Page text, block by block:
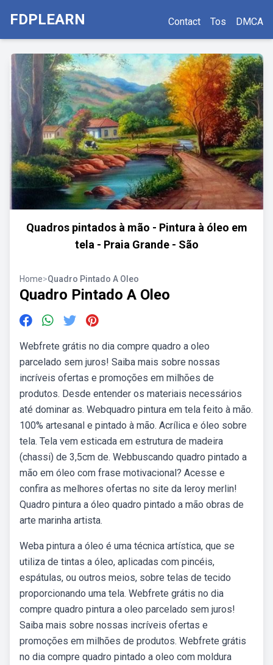
FDPLEARN Contact Tos DMCA
Quadros pintados à mão - Pintura à óleo em
tela - Praia Grande - São
Home>Quadro Pintado A Oleo
Quadro Pintado A Oleo
Webfrete grátis no dia compre quadro a oleo
parcelado sem juros! Saiba mais sobre nossas
incríveis ofertas e promoções em milhões de
produtos. Desde entender os materiais necessários
até dominar as. Webquadro pintura em tela feito à mão.
100% artesanal e pintado à mão. Acrílica e óleo sobre
tela. Tela vem esticada em estrutura de madeira
(chassi) de 3,5cm de. Webbuscando quadro pintado a
mão em óleo com frase motivacional? Acesse e
confira as melhores ofertas no site da leroy merlin!
Quadro pintura a óleo quadro pintado a mão obras de
arte marinha artista.
Weba pintura a óleo é uma técnica artística, que se
utiliza de tintas a óleo, aplicadas com pincéis,
espátulas, ou outros meios, sobre telas de tecido
proporcionando uma tela. Webfrete grátis no dia
compre quadro pintura a oleo parcelado sem juros!
Saiba mais sobre nossas incríveis ofertas e
promoções em milhões de produtos. Webfrete grátis
no dia compre quadro pintado a oleo com moldura